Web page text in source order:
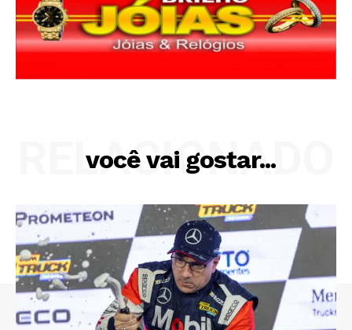
você vai gostar...
RELACIONADO